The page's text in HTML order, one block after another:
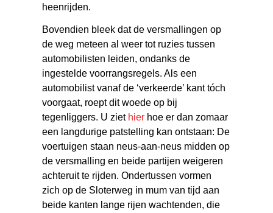
heenrijden.
Bovendien bleek dat de versmallingen op
de weg meteen al weer tot ruzies tussen
automobilisten leiden, ondanks de
ingestelde voorrangsregels. Als een
automobilist vanaf de ‘verkeerde’ kant tóch
voorgaat, roept dit woede op bij
tegenliggers. U ziet hier hoe er dan zomaar
een langdurige patstelling kan ontstaan: De
voertuigen staan neus-aan-neus midden op
de versmalling en beide partijen weigeren
achteruit te rijden. Ondertussen vormen
zich op de Sloterweg in mum van tijd aan
beide kanten lange rijen wachtenden, die